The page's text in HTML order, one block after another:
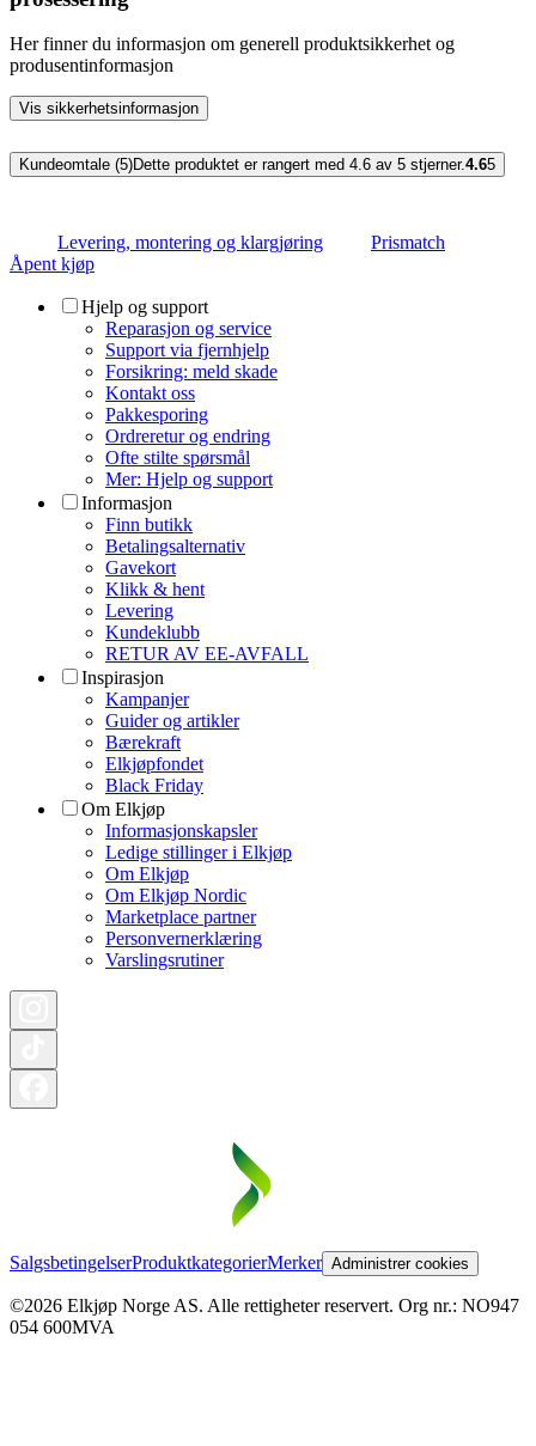
Her finner du informasjon om generell produktsikkerhet og
produsentinformasjon
Vis sikkerhetsinformasjon
Kundeomtale (5)Dette produktet er rangert med 4.6 av 5 stjerner.4.65
Levering, montering og klargjøring
Prismatch
Åpent kjøp
Hjelp og support
Reparasjon og service
Support via fjernhjelp
Forsikring: meld skade
Kontakt oss
Pakkesporing
Ordreretur og endring
Ofte stilte spørsmål
Mer: Hjelp og support
Informasjon
Finn butikk
Betalingsalternativ
Gavekort
Klikk & hent
Levering
Kundeklubb
RETUR AV EE-AVFALL
Inspirasjon
Kampanjer
Guider og artikler
Bærekraft
Elkjøpfondet
Black Friday
Om Elkjøp
Informasjonskapsler
Ledige stillinger i Elkjøp
Om Elkjøp
Om Elkjøp Nordic
Marketplace partner
Personvernerklæring
Varslingsrutiner
SalgsbetingelserProduktkategorierMerker Administrer cookies
©2026 Elkjøp Norge AS. Alle rettigheter reservert. Org nr.: NO947
054 600MVA